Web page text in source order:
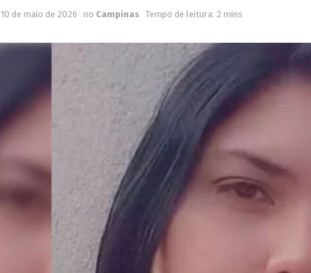
10 de maio de 2026 no Campinas Tempo de leitura: 2 mins